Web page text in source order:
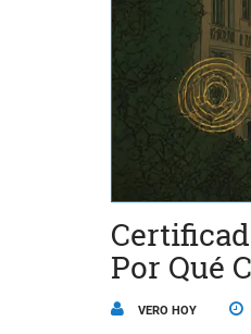
Por Qué
VERO HOY